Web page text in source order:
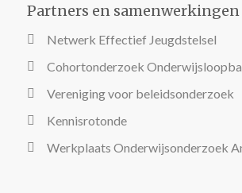
Partners en samenwerkingen
Netwerk Effectief Jeugdstelsel
Cohortonderzoek
Vereniging voor beleidsonderzoek
Kennisrotonde
Werkplaats Onderwijsonderzoek